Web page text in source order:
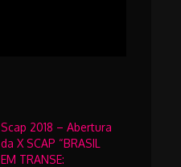
Scap 2018 – Abertura
da X SCAP “BRASIL
EM TRANSE: